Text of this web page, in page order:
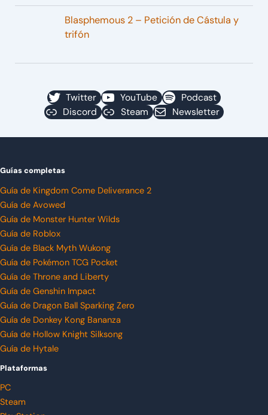
Blasphemous 2 – Petición de Cástula y
trifón
Twitter YouTube
Podcast
Discord
Steam Newsletter
Guías completas
Guía de Kingdom Come Deliverance 2
Guía de Avowed
Guía de Monster Hunter Wilds
Guía de Roblox
Guía de Black Myth Wukong
Guía de Pokémon TCG Pocket
Guía de Throne and Liberty
Guía de Genshin Impact
Guía de Dragon Ball Sparking Zero
Guía de Donkey Kong Bananza
Guía de Hollow Knight Silksong
Guía de Hytale
Plataformas
PC
Steam